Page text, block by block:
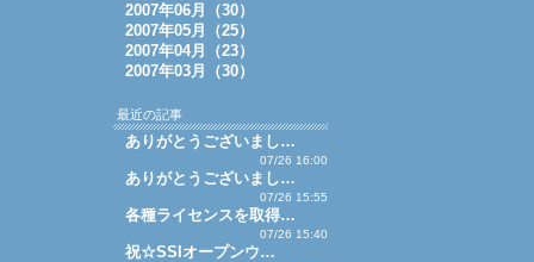
2007年06月（30）
2007年05月（25）
2007年04月（23）
2007年03月（30）
最近の記事
ありがとうございまし…
07/26 16:00
ありがとうございまし…
07/26 15:55
各種ライセンスを取得…
07/26 15:40
祝☆SSIオープンウ…